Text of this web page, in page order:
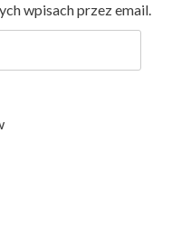
wpisach przez email.